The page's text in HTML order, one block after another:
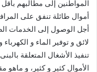
المواطنين إلى مطالبهم بأقل
أموال طائلة تنفق على
أجل الوصول إلى الخدمات
لائق و توفير الماء و
تنفيذ الأشغال المتعلقة
الأموال كثير و كثير، و